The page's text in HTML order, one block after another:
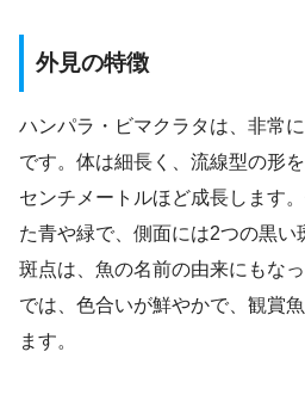
外見の特徴
ハンパラ・ビマクラタは、非常
です。体は細長く、流線型の形
センチメートルほど成長します
た青や緑で、側面には2つの黒
斑点は、魚の名前の由来にもな
では、色合いが鮮やかで、観賞
ます。